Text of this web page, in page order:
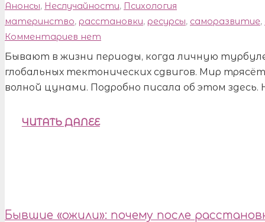
Анонсы, Неслучайности, Психология
материнство, расстановки, ресурсы, саморазвитие,
Комментариев нет
Бывают в жизни периоды, когда личную
глобальных тектонических сдвигов. Мир
волной цунами. Подробно писала об этом здесь.
ЧИТАТЬ ДАЛЕЕ
Бывшие «ожили»: почему после